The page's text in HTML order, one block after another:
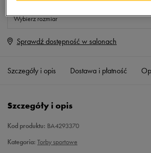
Wybierz rozmiar
ONE SIZE Powiadom o dostępności
Sprawdź dostępność w salonach
Szczegóły i opis Dostawa i płatność
Szczegóły i opis
Kod produktu: BA4293370
Kategoria: Torby sportowe